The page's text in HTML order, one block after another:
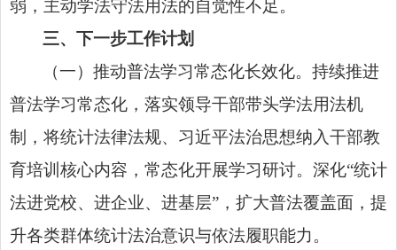
弱，主动学法守法用法的自觉性不足。
三、下一步工作计划
（一）推动普法学习常态化长效化。持续推进
普法学习常态化，落实领导干部带头学法用法机
制，将统计法律法规、习近平法治思想纳入干部教
育培训核心内容，常态化开展学习研讨。深化“统计
法进党校、进企业、进基层”，扩大普法覆盖面，提
升各类群体统计法治意识与依法履职能力。